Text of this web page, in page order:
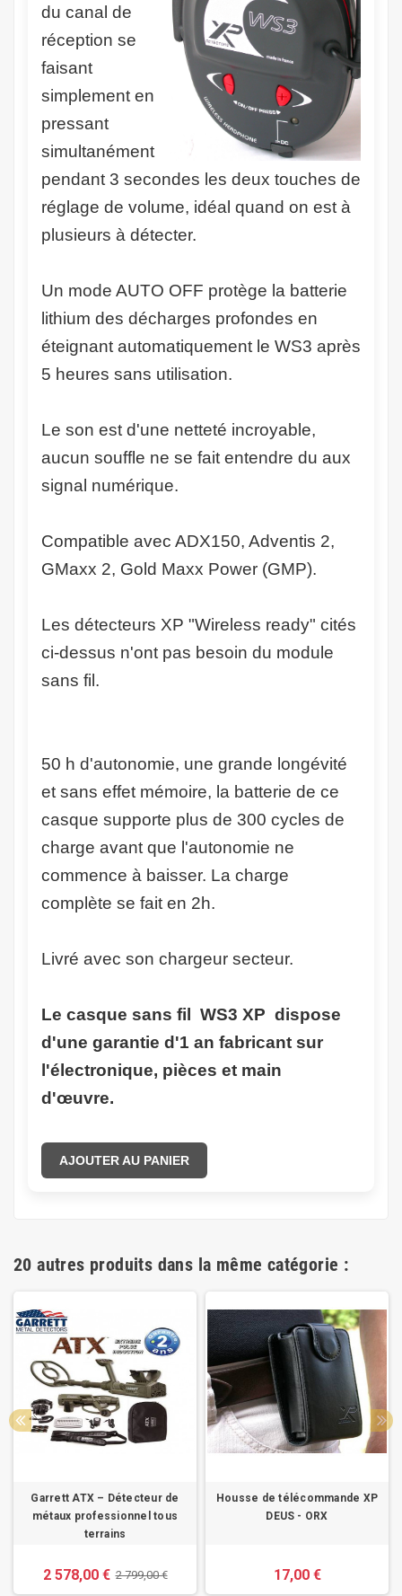
du canal de
réception se
faisant
simplement en
pressant
simultanément
pendant 3 secondes les deux touches de
réglage de volume, idéal quand on est à
plusieurs à détecter.
Un mode AUTO OFF protège la batterie
lithium des décharges profondes en
éteignant automatiquement le WS3 après
5 heures sans utilisation.
Le son est d'une netteté incroyable,
aucun souffle ne se fait entendre du aux
signal numérique.
Compatible avec ADX150, Adventis 2,
GMaxx 2, Gold Maxx Power (GMP).
Les détecteurs XP "Wireless ready" cités
ci-dessus n'ont pas besoin du module
sans fil.
50 h d'autonomie, une grande longévité
et sans effet mémoire, la batterie de ce
casque supporte plus de 300 cycles de
charge avant que l'autonomie ne
commence à baisser. La charge
complète se fait en 2h.
Livré avec son chargeur secteur.
Le casque sans fil WS3 XP dispose
d'une garantie d'1 an fabricant sur
l'électronique, pièces et main
d'œuvre.
AJOUTER AU PANIER
20 autres produits dans la même catégorie :
Garrett ATX – Détecteur de
métaux professionnel tous
terrains
2 578,00 € 2 799,00 €
Housse de télécommande XP
DEUS - ORX
17,00 €